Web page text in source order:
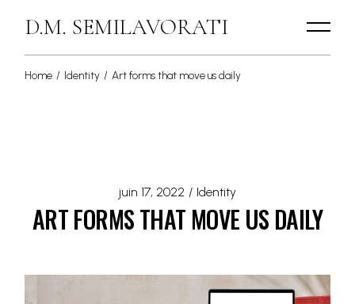
D.M. SEMILAVORATI
Home Identity Art forms that move us daily
juin 17, 2022 Identity
ART FORMS THAT MOVE US DAILY